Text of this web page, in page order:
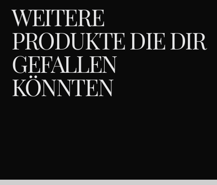
WEITERE
PRODUKTE DIE DIR
GEFALLEN
KÖNNTEN